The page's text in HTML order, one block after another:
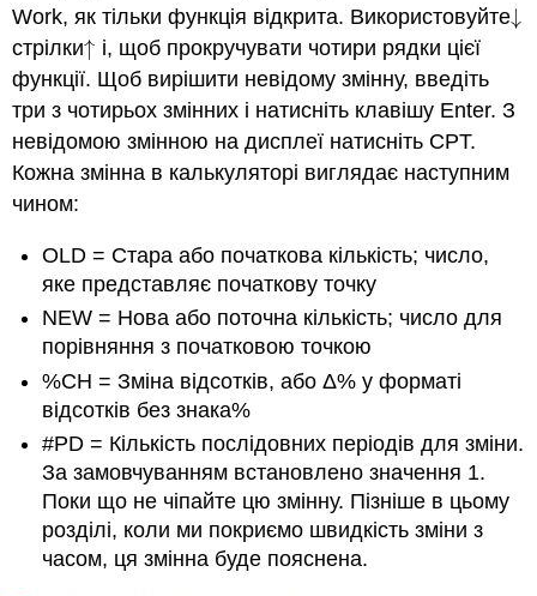
Work, як тільки функція відкрита. Використовуйте↓
↓
стрілки↑
↑ і, щоб прокручувати чотири рядки цієї
функції. Щоб вирішити невідому змінну, введіть
три з чотирьох змінних і натисніть клавішу Enter. З
невідомою змінною на дисплеї натисніть CPT.
Кожна змінна в калькуляторі виглядає наступним
чином:
OLD = Стара або початкова кількість; число,
яке представляє початкову точку
NEW = Нова або поточна кількість; число для
порівняння з початковою точкою
%CH = Зміна відсотків, або Δ% у форматі
відсотків без знака%
#PD = Кількість послідовних періодів для зміни.
За замовчуванням встановлено значення 1.
Поки що не чіпайте цю змінну. Пізніше в цьому
розділі, коли ми покриємо швидкість зміни з
часом, ця змінна буде пояснена.